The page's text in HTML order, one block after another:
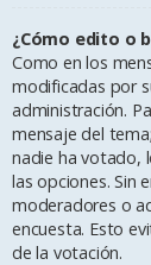
¿Cómo edito o
Como en los
modificadas por
administración.
mensaje del
nadie ha votado,
las opciones. Sin
moderadores o
encuesta. Esto
de la votación.